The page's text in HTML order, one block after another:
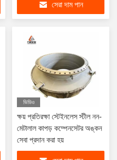
সেরা দাম পান
ভিডিও
ক্ষয় প্রতিরক্ষা স্টেইনলেস স্টীল নন-
মেটালাল কাপড় কম্পেনসেটর অঙ্কন
সেবা প্রদান করা হয়